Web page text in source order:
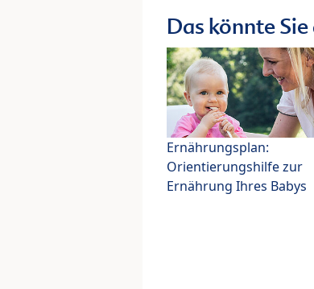
Das könnte
Ernährungsplan:
Orientierungshilfe zur
Ernährung Ihres Babys